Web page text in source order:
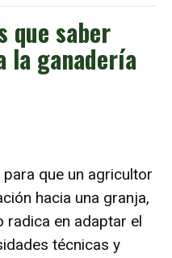
que saber
la ganadería
que un agricultor
hacia una granja,
radica en adaptar el
técnicas y